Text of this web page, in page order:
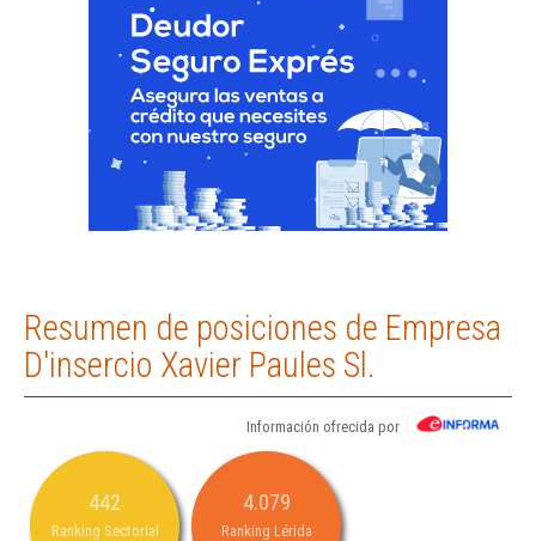
Resumen de posiciones de Empresa
D'insercio Xavier Paules Sl.
Información ofrecida por
442
Ranking Sectorial
4.079
Ranking Lérida